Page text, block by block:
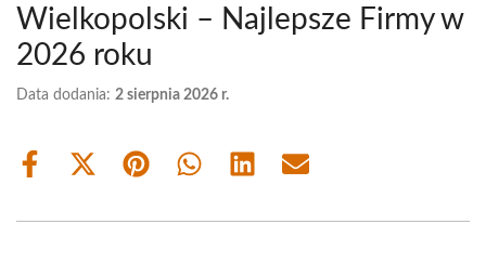
Wielkopolski – Najlepsze Firmy w
2026 roku
Data dodania: 2 sierpnia 2026 r.
Share
Share
(Twitter)
Share Share Share Share